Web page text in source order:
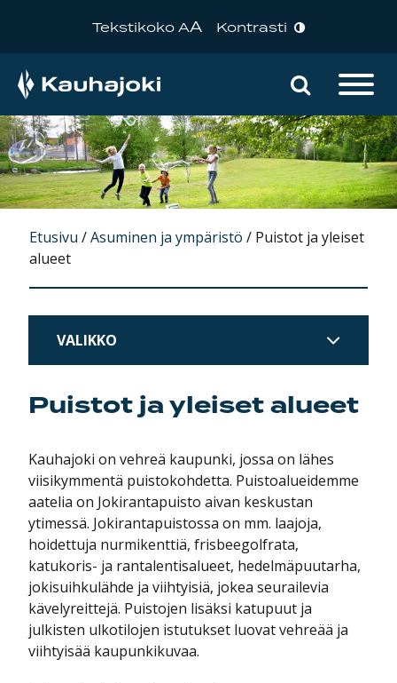
Tekstikoko AA Kontrasti
Päävalikko Hae
Etusivu /Asuminen ja ympäristö / Puistot ja yleiset
alueet
VALIKKO
Puistot ja yleiset alueet
Kauhajoki on vehreä kaupunki, jossa on lähes
viisikymmentä puistokohdetta. Puistoalueidemme
aatelia on Jokirantapuisto aivan keskustan
ytimessä. Jokirantapuistossa on mm. laajoja,
hoidettuja nurmikenttiä, frisbeegolfrata,
katukoris- ja rantalentisalueet, hedelmäpuutarha,
jokisuihkulähde ja viihtyisiä, jokea seurailevia
kävelyreittejä. Puistojen lisäksi katupuut ja
julkisten ulkotilojen istutukset luovat vehreää ja
viihtyisää kaupunkikuvaa.